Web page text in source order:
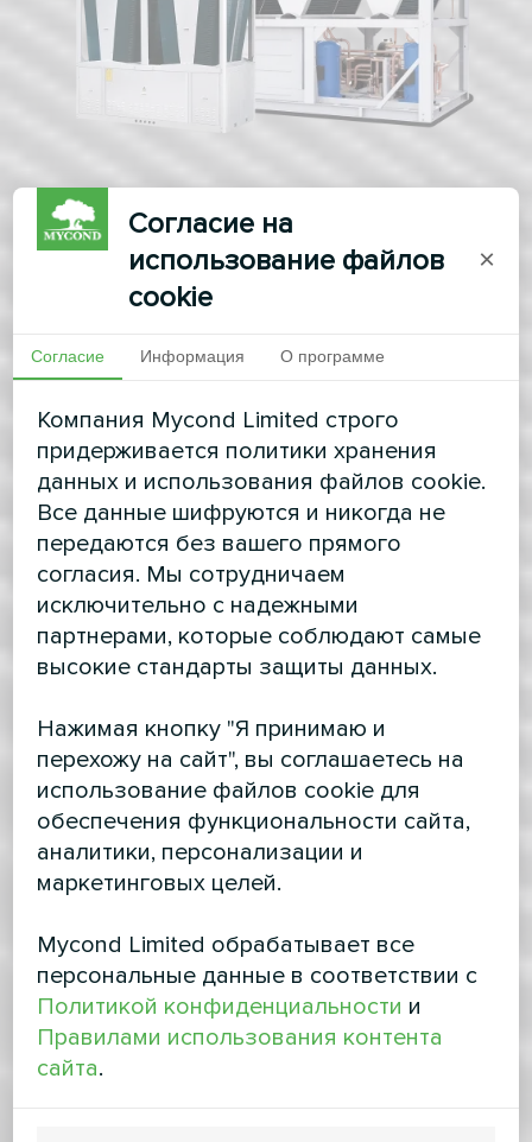
Согласие на
использование файлов
cookie
×
Согласие Информация О программе
Компания Mycond Limited строго
придерживается политики хранения
данных и использования файлов cookie.
Все данные шифруются и никогда не
передаются без вашего прямого
согласия. Мы сотрудничаем
исключительно с надежными
партнерами, которые соблюдают самые
высокие стандарты защиты данных.
Нажимая кнопку "Я принимаю и
перехожу на сайт", вы соглашаетесь на
использование файлов cookie для
обеспечения функциональности сайта,
аналитики, персонализации и
маркетинговых целей.
Mycond Limited обрабатывает все
персональные данные в соответствии с
Политикой конфиденциальности и
Правилами использования контента
сайта.